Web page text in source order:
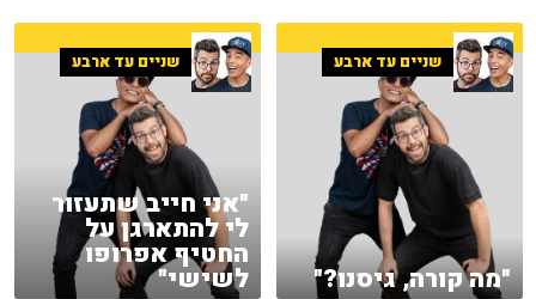
שניים עד ארבע
"מה קורה, גיסנו?"
שניים עד ארבע
"אני חייב שתעזור
לי להתארגן על
החטיף אפרופו
לשישי"